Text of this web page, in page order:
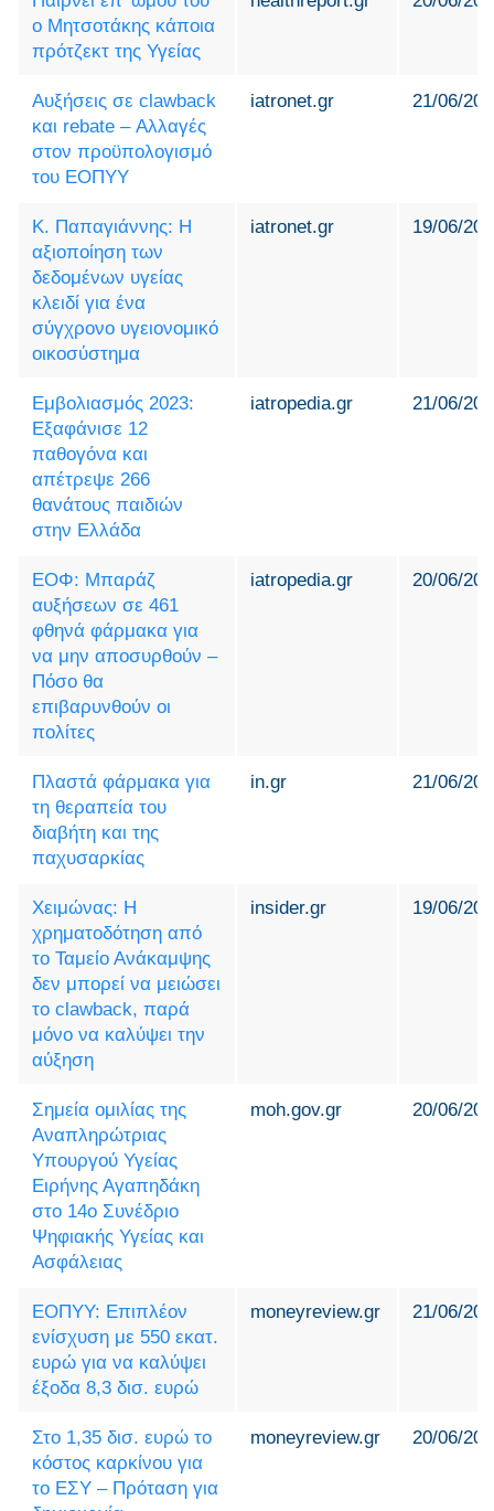
ο Μητσοτάκης κάποια
πρότζεκτ της Υγείας
Αυξήσεις σε clawback
και rebate – Αλλαγές
στον προϋπολογισμό
του ΕΟΠΥΥ
iatronet.gr 21/06/
Κ. Παπαγιάννης: Η
αξιοποίηση των
δεδομένων υγείας
κλειδί για ένα
σύγχρονο υγειονομικό
οικοσύστημα
iatronet.gr 19/06/
Εμβολιασμός 2023:
Εξαφάνισε 12
παθογόνα και
απέτρεψε 266
θανάτους παιδιών
στην Ελλάδα
iatropedia.gr 21/06/
ΕΟΦ: Μπαράζ
αυξήσεων σε 461
φθηνά φάρμακα για
να μην αποσυρθούν –
Πόσο θα
επιβαρυνθούν οι
πολίτες
iatropedia.gr 20/06/
Πλαστά φάρμακα για
τη θεραπεία του
διαβήτη και της
παχυσαρκίας
in.gr 21/06/
Χειμώνας: Η
χρηματοδότηση από
το Ταμείο Ανάκαμψης
δεν μπορεί να μειώσει
το clawback, παρά
μόνο να καλύψει την
αύξηση
insider.gr 19/06/
Σημεία ομιλίας της
Αναπληρώτριας
Υπουργού Υγείας
Ειρήνης Αγαπηδάκη
στο 14ο Συνέδριο
Ψηφιακής Υγείας και
Ασφάλειας
moh.gov.gr 20/06/
ΕΟΠΥΥ: Επιπλέον
ενίσχυση με 550 εκατ.
ευρώ για να καλύψει
έξοδα 8,3 δισ. ευρώ
moneyreview.gr 21/06/
Στο 1,35 δισ. ευρώ το
κόστος καρκίνου για
το ΕΣΥ – Πρόταση για
moneyreview.gr 20/06/